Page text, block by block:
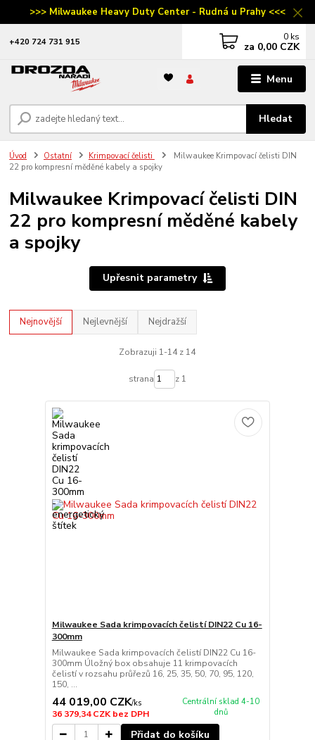
>>> Milwaukee Heavy Duty Center - Rudná u Prahy <<<
Menu
Hledat
‭+420 724 731 915 0 ks
za 0,00 CZK
Úvod Ostatní Krimpovací čelisti
Milwaukee Krimpovací čelisti DIN
22 pro kompresní měděné kabely a spojky
Milwaukee Krimpovací čelisti DIN
22 pro kompresní měděné kabely
a spojky
Upřesnit parametry
Nejnovější Nejlevnější Nejdražší
Zobrazuji 1-14 z 14
strana z 1
Milwaukee Sada krimpovacích čelistí DIN22 Cu 16-
300mm
Milwaukee Sada krimpovacích čelistí DIN22 Cu 16-
300mm Úložný box obsahuje 11 krimpovacích
čelistí v rozsahu průřezů 16, 25, 35, 50, 70, 95, 120,
150, ...
44 019,00 CZK/ks
36 379,34 CZKbez DPH
Centrální sklad 4-10
dnů
Přidat do košíku